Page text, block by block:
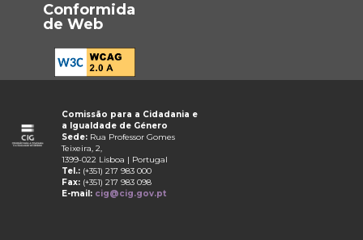
Conformida
de Web
Comissão para a Cidadania e
a Igualdade de Género
Sede: Rua Professor Gomes
Teixeira, 2,
1399-022 Lisboa | Portugal
Tel.: (+351) 217 983 000
Fax: (+351) 217 983 098
E-mail: cig@cig.gov.pt